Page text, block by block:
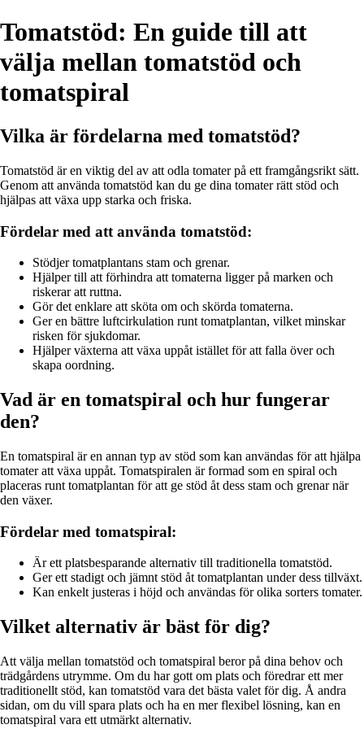
Tomatstöd: En guide till att
välja mellan tomatstöd och
tomatspiral
Vilka är fördelarna med tomatstöd?
Tomatstöd är en viktig del av att odla tomater på ett framgångsrikt sätt.
Genom att använda tomatstöd kan du ge dina tomater rätt stöd och
hjälpas att växa upp starka och friska.
Fördelar med att använda tomatstöd:
Stödjer tomatplantans stam och grenar.
Hjälper till att förhindra att tomaterna ligger på marken och
riskerar att ruttna.
Gör det enklare att sköta om och skörda tomaterna.
Ger en bättre luftcirkulation runt tomatplantan, vilket minskar
risken för sjukdomar.
Hjälper växterna att växa uppåt istället för att falla över och
skapa oordning.
Vad är en tomatspiral och hur fungerar
den?
En tomatspiral är en annan typ av stöd som kan användas för att hjälpa
tomater att växa uppåt. Tomatspiralen är formad som en spiral och
placeras runt tomatplantan för att ge stöd åt dess stam och grenar när
den växer.
Fördelar med tomatspiral:
Är ett platsbesparande alternativ till traditionella tomatstöd.
Ger ett stadigt och jämnt stöd åt tomatplantan under dess tillväxt.
Kan enkelt justeras i höjd och användas för olika sorters tomater.
Vilket alternativ är bäst för dig?
Att välja mellan tomatstöd och tomatspiral beror på dina behov och
trädgårdens utrymme. Om du har gott om plats och föredrar ett mer
traditionellt stöd, kan tomatstöd vara det bästa valet för dig. Å andra
sidan, om du vill spara plats och ha en mer flexibel lösning, kan en
tomatspiral vara ett utmärkt alternativ.